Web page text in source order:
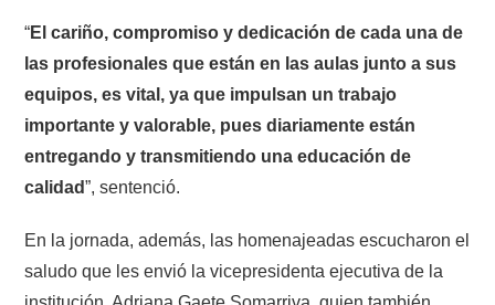
“El cariño, compromiso y dedicación de cada una de
las profesionales que están en las aulas junto a sus
equipos, es vital, ya que impulsan un trabajo
importante y valorable, pues diariamente están
entregando y transmitiendo una educación de
calidad”, sentenció.
En la jornada, además, las homenajeadas escucharon el
saludo que les envió la vicepresidenta ejecutiva de la